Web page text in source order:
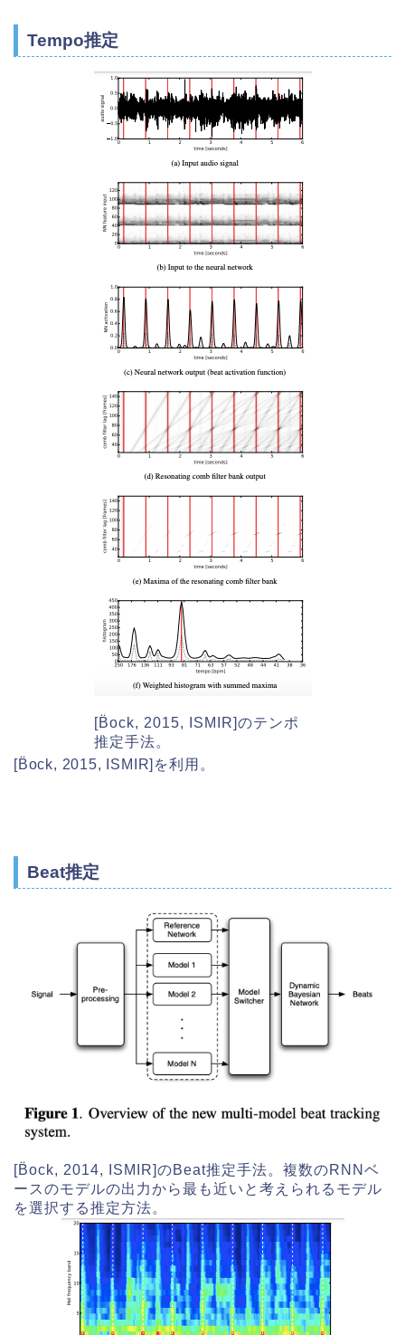
Tempo推定
[B̈ock, 2015, ISMIR]のテンポ
推定手法。
[B̈ock, 2015, ISMIR]を利用。
Beat推定
[B̈ock, 2014, ISMIR]のBeat推定手法。複数のRNNベ
ースのモデルの出力から最も近いと考えられるモデル
を選択する推定方法。